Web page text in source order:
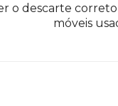
o descarte
móveis